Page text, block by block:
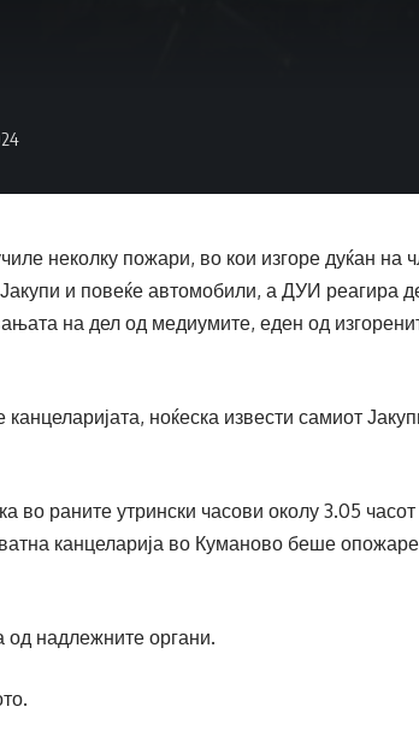
неколку пожари, во кои изгоре дуќан на
и повеќе автомобили, а ДУИ реагира
на дел од медиумите, еден од
ноќеска извести самиот
во раните утрински часови околу 3.05
канцеларија во Куманово беше
од надлежните органи.